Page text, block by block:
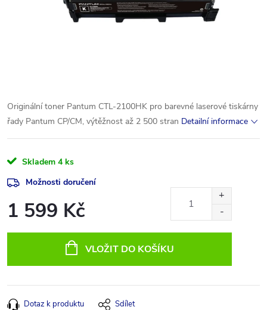
Originální toner Pantum CTL-2100HK pro barevné laserové tiskárny
řady Pantum CP/CM, výtěžnost až 2 500 stran Detailní informace
Skladem 4 ks
Možnosti doručení
1 599 Kč
VLOŽIT DO KOŠÍKU
Dotaz k produktu Sdílet